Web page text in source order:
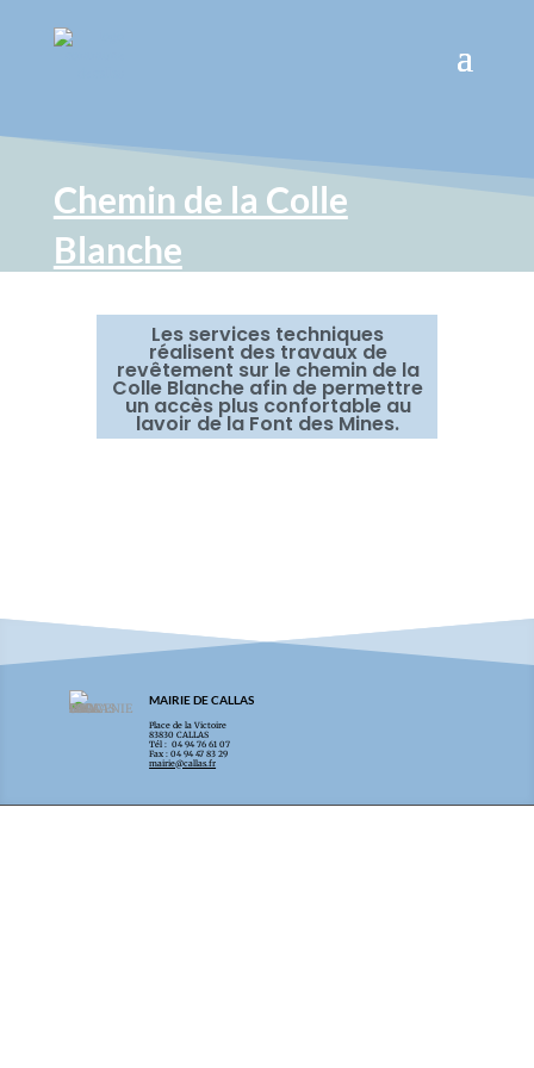
Chemin de la Colle
Blanche
Les services techniques
réalisent des travaux de
revêtement sur le chemin de la
Colle Blanche afin de permettre
un accès plus confortable au
lavoir de la Font des Mines.
MAIRIE DE CALLAS
Place de la Victoire
83830 CALLAS
Tél : 04 94 76 61 07
Fax : 04 94 47 83 29
mairie@callas.fr